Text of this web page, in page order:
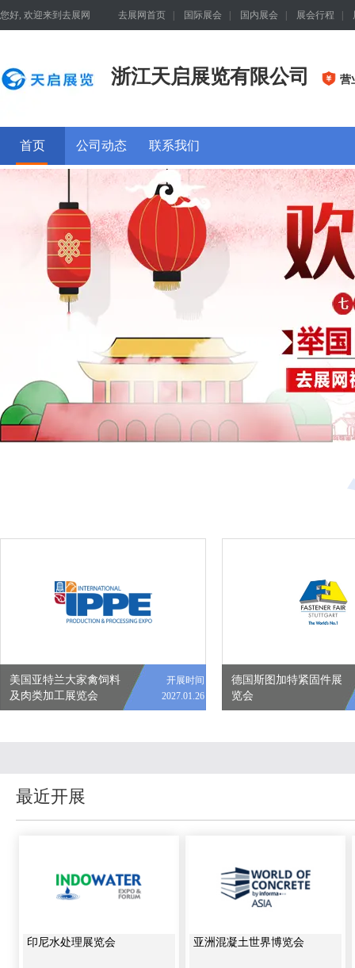
您好, 欢迎来到去展网 去展网首页 国际展会 国内展会 展会行程
浙江天启展览有限公司 营
首页 公司动态 联系我们
美国亚特兰大家禽饲料
及肉类加工展览会
开展时间
2027.01.26
德国斯图加特紧固件展
览会
最近开展
印尼水处理展览会 亚洲混凝土世界博览会